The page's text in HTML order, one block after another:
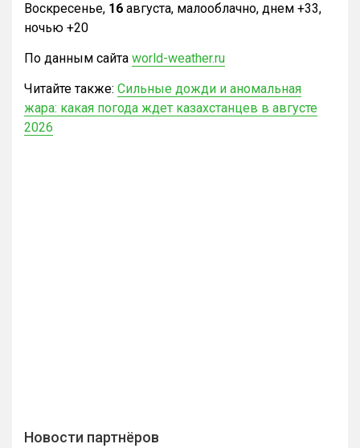
Воскресенье, 16 августа, малооблачно, днем +33,
ночью +20
По данным сайта world-weather.ru
Читайте также: Сильные дожди и аномальная
жара: какая погода ждет казахстанцев в августе
2026